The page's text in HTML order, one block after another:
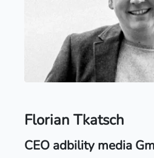
Florian Tkatsch
CEO adbility media